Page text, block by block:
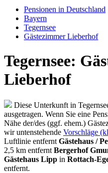
Pensionen in Deutschland
Bayern
Tegernsee
Gästezimmer Lieberhof
Tegernsee:
Lieberhof
Diese Unterkunft in
ausgetragen. Wenn Sie eine
Nähe der/des (ggf. ehem.)
wir untenstehende Vorschläge
Luftlinie entfernt Gästehaus /
2,5 km entfernt Bergerhof
Gästehaus Lipp in Rottach-
entfernt.